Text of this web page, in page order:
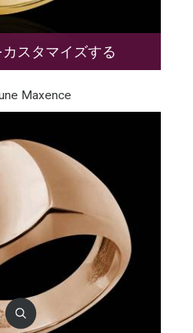
スタマイズする
Maxence